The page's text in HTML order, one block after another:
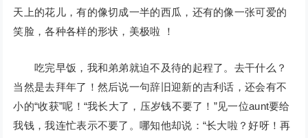
天上的花儿，有的像切成一半的西瓜，还有的像一张可爱的
笑脸，各种各样的形状，美极啦 ！
吃完早饭，我和弟弟就迫不及待的起程了。去干什么？
当然是去拜年了！然后说一句辞旧迎新的吉利话，还会有不
小的“收获”呢！“我长大了，压岁钱不要了！”见一位aunt要给
我钱，我连忙表示不要了。哪知他却说：“长大啦？好呀！再